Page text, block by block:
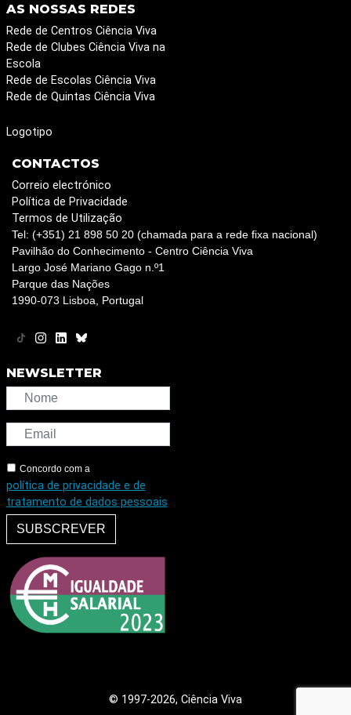
AS NOSSAS REDES
Rede de Centros Ciência Viva
Rede de Clubes Ciência Viva na
Escola
Rede de Escolas Ciência Viva
Rede de Quintas Ciência Viva
Logotipo
CONTACTOS
Correio electrónico
Política de Privacidade
Termos de Utilização
Tel: (+351) 21 898 50 20 (chamada para a rede fixa nacional)
Pavilhão do Conhecimento - Centro Ciência Viva
Largo José Mariano Gago n.º1
Parque das Nações
1990-073 Lisboa, Portugal
NEWSLETTER
Concordo com a
política de privacidade e de
tratamento de dados pessoais
SUBSCREVER
© 1997-2026, Ciência Viva